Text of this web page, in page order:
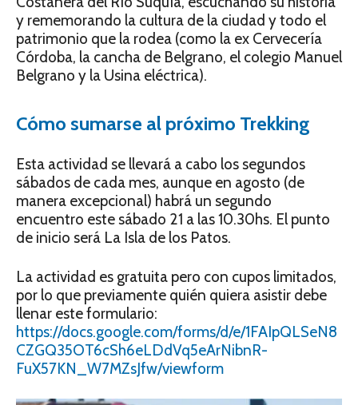
y rememorando la cultura de la ciudad y todo el
patrimonio que la rodea (como la ex Cervecería
Córdoba, la cancha de Belgrano, el colegio Manuel
Belgrano y la Usina eléctrica).
Cómo sumarse al próximo Trekking
Esta actividad se llevará a cabo los segundos
sábados de cada mes, aunque en agosto (de
manera excepcional) habrá un segundo
encuentro este sábado 21 a las 10.30hs. El punto
de inicio será La Isla de los Patos.
La actividad es gratuita pero con cupos limitados,
por lo que previamente quién quiera asistir debe
llenar este formulario:
https://docs.google.com/forms/d/e/1FAIpQLSeN8
CZGQ35OT6cSh6eLDdVq5eArNibnR-
FuX57KN_W7MZsJfw/viewform